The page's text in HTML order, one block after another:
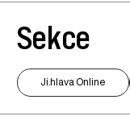
Sekce
Ji.hlava Online